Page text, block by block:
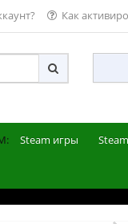
Как
Steam игры